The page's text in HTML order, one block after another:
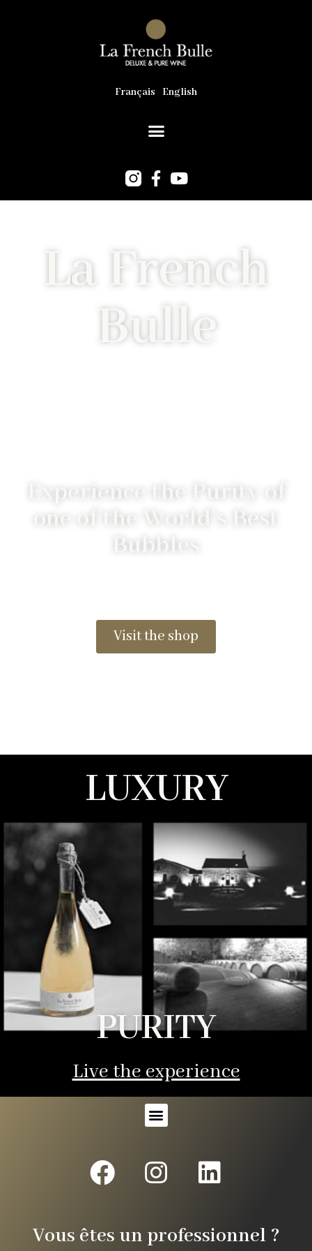
Français English
La French
Bulle
Experience the Purity of
one of the World's Best
Bubbles
Visit the shop
LUXURY
PURITY
Live the experience
Vous êtes un professionnel ?